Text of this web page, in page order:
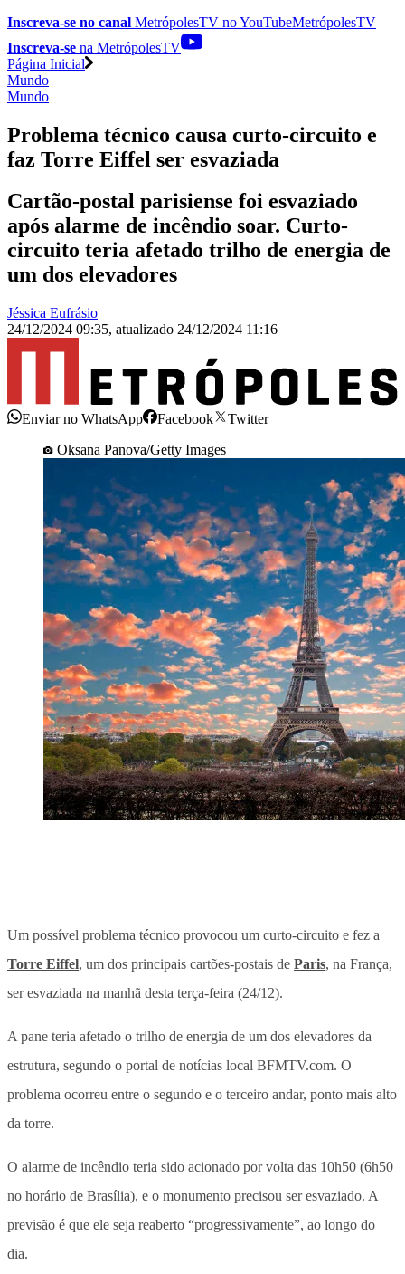
Inscreva-se no canal MetrópolesTV noYouTubeMetrópolesTV
Inscreva-se na MetrópolesTV
Página Inicial
Mundo
Mundo
Problema técnico causa curto-circuito e
faz Torre Eiffel ser esvaziada
Cartão-postal parisiense foi esvaziado
após alarme de incêndio soar. Curto-
circuito teria afetado trilho de energia de
um dos elevadores
Jéssica Eufrásio
24/12/2024 09:35, atualizado 24/12/2024 11:16
Enviar no WhatsApp Facebook
Twitter
Oksana Panova/Getty Images
Um possível problema técnico provocou um curto-circuito e fez a
Torre Eiffel, um dos principais cartões-postais de Paris, na França,
ser esvaziada na manhã desta terça-feira (24/12).
A pane teria afetado o trilho de energia de um dos elevadores da
estrutura, segundo o portal de notícias local BFMTV.com. O
problema ocorreu entre o segundo e o terceiro andar, ponto mais alto
da torre.
O alarme de incêndio teria sido acionado por volta das 10h50 (6h50
no horário de Brasília), e o monumento precisou ser esvaziado. A
previsão é que ele seja reaberto “progressivamente”, ao longo do
dia.